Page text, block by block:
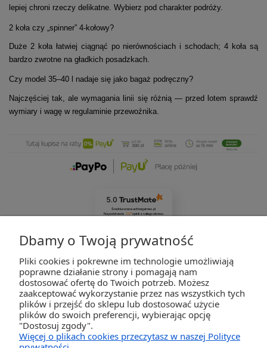
lepiej chroni rzeczy delikatne. Wybierz pod charakter podróży.
2 koła czy „spinner” 4-kołowy?
Duże 2 koła łatwiej ciągnąć po nierównościach i schodach; 4 koła są
bardzo zwrotne na gładkich posadzkach.
Czy model 35–40 l nadaje się jako bagaż podręczny?
Najczęściej tak, ale wymagania linii się różnią — przed lotem sprawdź
wymiary i wagę w regulaminie przewoźnika.
5.0
Średnia ocena activegames.pl
Na podstawie 327opinii z całego okresu
ZAKUPY
POMOC
Dbamy o Twoją prywatność
Pliki cookies i pokrewne im technologie umożliwiają
poprawne działanie strony i pomagają nam
dostosować ofertę do Twoich potrzeb. Możesz
zaakceptować wykorzystanie przez nas wszystkich tych
plików i przejść do sklepu lub dostosować użycie
plików do swoich preferencji, wybierając opcję
"Dostosuj zgody".
Więcej o plikach cookies przeczytasz w naszej Polityce